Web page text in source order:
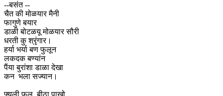
--बसंत --
चैत की मोळयार मैनी
फागुणे बयार
डाळी बोटळयू मोळयार सौरी
धरती कु श्रृंगार।
हर्या भर्या बण फुलून
लकदक बण्यांन
पैंया बुरांशा डाळा देखा
कन भला सज्यान।